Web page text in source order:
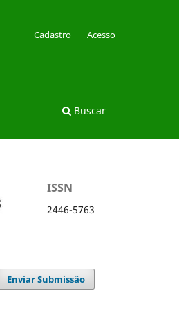
Buscar
Cadastro Acesso
ISSN
2446-5763
Enviar Submissão